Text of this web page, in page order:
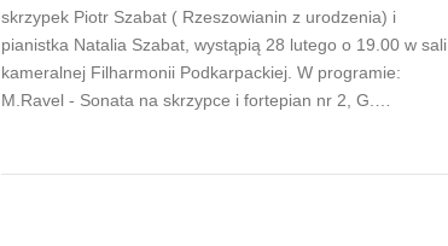
skrzypek Piotr Szabat ( Rzeszowianin z urodzenia) i
pianistka Natalia Szabat, wystąpią 28 lutego o 19.00 w sali
kameralnej Filharmonii Podkarpackiej. W programie:
M.Ravel - Sonata na skrzypce i fortepian nr 2, G.…